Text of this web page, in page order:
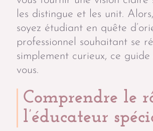
les distingue et les unit.
soyez étudiant en quête
professionnel souhaitant se
simplement curieux, ce
vous.
Comprendre le
l’éducateur